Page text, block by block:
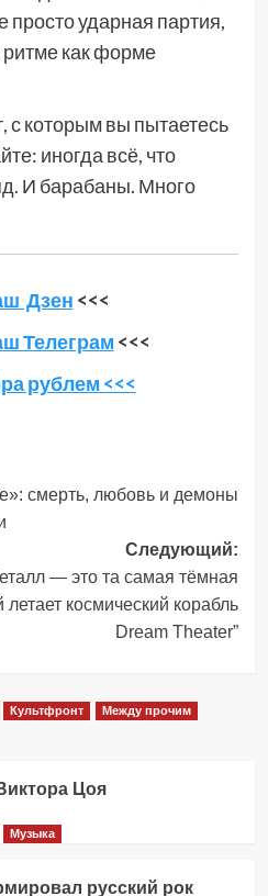
просто ударная партия,
как форме
с которым вы пытаетесь
иногда всё, что
И барабаны. Много
Дзен <<<
Телеграм <<<
рублем <<<
cмepть, любовь и демоны
Следующий:
— это та самая тёмная
космический корабль
Dream Theater”
Культфронт
Между прочим
Цоя
Музыка
русский рок